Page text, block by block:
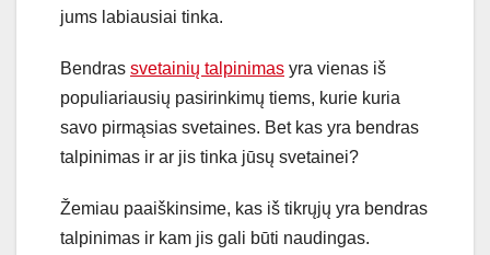
jums labiausiai tinka.
Bendras svetainių talpinimas yra vienas iš
populiariausių pasirinkimų tiems, kurie kuria
savo pirmąsias svetaines. Bet kas yra bendras
talpinimas ir ar jis tinka jūsų svetainei?
Žemiau paaiškinsime, kas iš tikrųjų yra bendras
talpinimas ir kam jis gali būti naudingas.